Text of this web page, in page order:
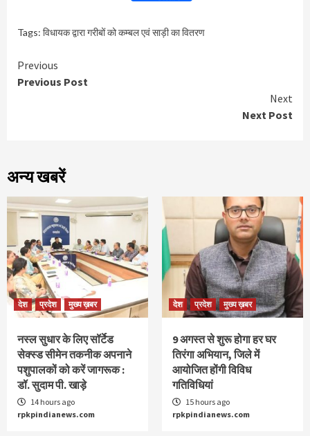
Tags: विधायक द्वारा गरीबों को कम्बल एवं साड़ी का वितरण
Continue
Reading
Previous
Previous Post
Next
Next Post
अन्य खबरें
देश प्रदेश मुख्य ख़बर
नस्ल सुधार के लिए सॉर्टेड
सेक्स्ड सीमेन तकनीक अपनाने
पशुपालकों को करें जागरूक :
डॉ. सुदाम पी. खाड़े
14 hours ago
rpkpindianews.com
देश प्रदेश मुख्य ख़बर
9 अगस्‍त से शुरू होगा हर घर
तिरंगा अभियान, जिले में
आयोजित होंगी विविध
गतिविधियां
15 hours ago
rpkpindianews.com